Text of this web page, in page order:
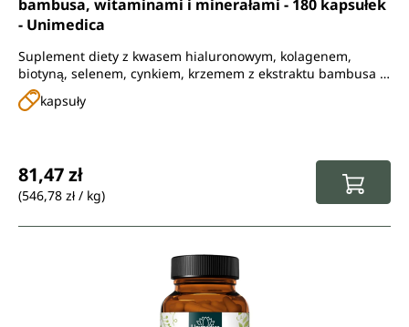
bambusa, witaminami i minerałami - 180 kapsułek
- Unimedica
Suplement diety z kwasem hialuronowym, kolagenem,
biotyną, selenem, cynkiem, krzemem z ekstraktu bambusa i
witaminą C z aceroli
kapsuły
81,47 zł
(546,78 zł / kg)